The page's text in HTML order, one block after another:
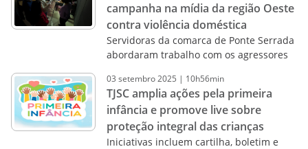
campanha na mídia da região Oeste
contra violência doméstica
Servidoras da comarca de Ponte Serrada
abordaram trabalho com os agressores
03 setembro2025 | 10h56min
TJSC amplia ações pela primeira
infância e promove live sobre
proteção integral das crianças
Iniciativas incluem cartilha, boletim e